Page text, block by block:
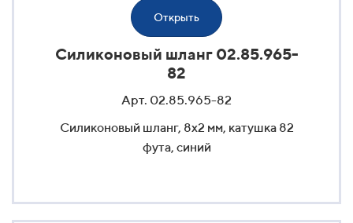
Открыть
Силиконовый шланг 02.85.965-
82
Арт. 02.85.965-82
Силиконовый шланг, 8x2 мм, катушка 82
фута, синий